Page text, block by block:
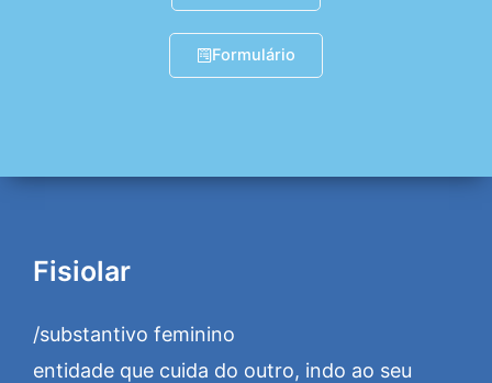
Formulário
Fisiolar
/substantivo feminino
entidade que cuida do outro, indo ao seu